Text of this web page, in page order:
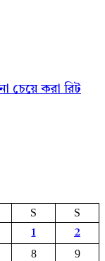
চেয়ে করা রিট
S S
1
2
8
9